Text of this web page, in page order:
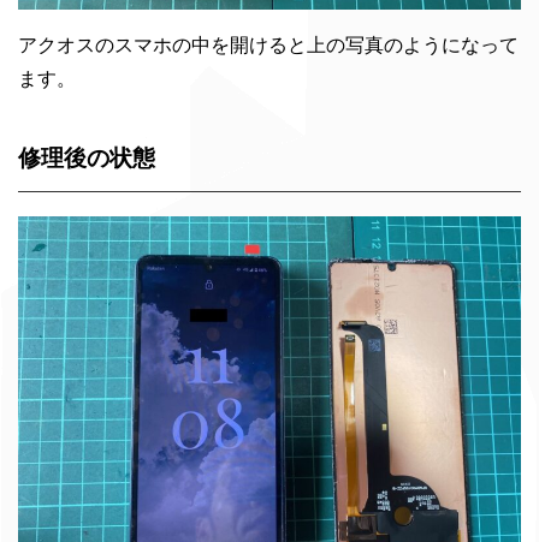
アクオスのスマホの中を開けると上の写真のようになって
ます。
修理後の状態